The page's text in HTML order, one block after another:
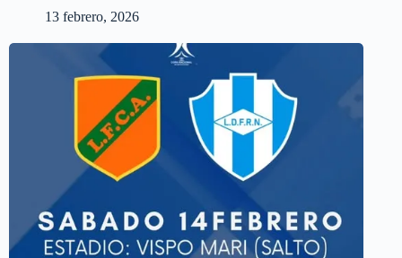
13 febrero, 2026